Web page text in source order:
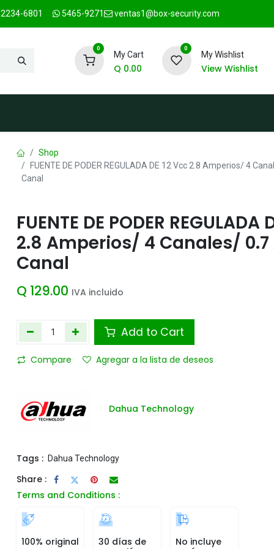
2234-6801 5465-9271 ventas1@box-security.com
0
My Cart
Q 0.00
0
My Wishlist
View Wishlist
Shop
FUENTE DE PODER REGULADA DE 12 Vcc 2.8 Amperios/ 4
Canal
FUENTE DE PODER REGULADA
2.8 Amperios/ 4 Canales/
Canal
Q 129.00 IVA incluido
Add to Cart
Compare Agregar a la lista de deseos
Dahua Technology
Tags : Dahua Technology
Share :
Terms and Conditions :
100% original
30 días de
No incluye